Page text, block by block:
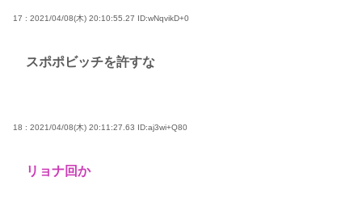
17 : 2021/04/08(木) 20:10:55.27 ID:wNqvikD+0
スポポビッチを許すな
18 : 2021/04/08(木) 20:11:27.63 ID:aj3wi+Q80
リョナ回か